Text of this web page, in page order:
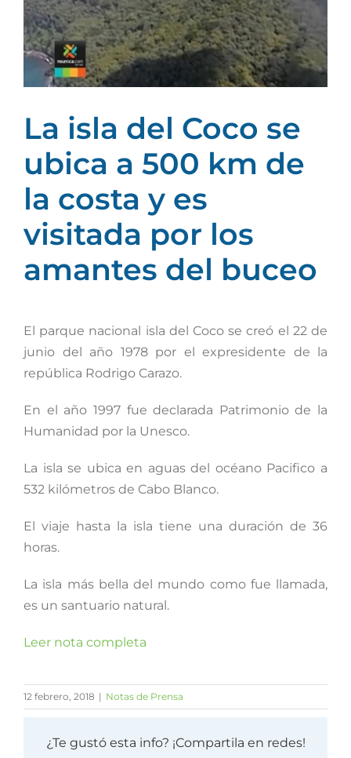
grande
La isla del Coco se
ubica a 500 km de
la costa y es
visitada por los
amantes del buceo
El parque nacional isla del Coco se creó el 22 de
junio del año 1978 por el expresidente de la
república Rodrigo Carazo.
En el año 1997 fue declarada Patrimonio de la
Humanidad por la Unesco.
La isla se ubica en aguas del océano Pacifico a
532 kilómetros de Cabo Blanco.
El viaje hasta la isla tiene una duración de 36
horas.
La isla más bella del mundo como fue llamada,
es un santuario natural.
Leer nota completa
12 febrero, 2018 | Notas de Prensa
¿Te gustó esta info? ¡Compartila en redes!